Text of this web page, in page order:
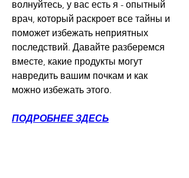
волнуйтесь, у вас есть я - опытный
врач, который раскроет все тайны и
поможет избежать неприятных
последствий. Давайте разберемся
вместе, какие продукты могут
навредить вашим почкам и как
можно избежать этого.
ПОДРОБНЕЕ ЗДЕСЬ